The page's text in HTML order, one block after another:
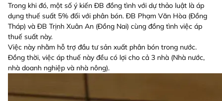
Trong khi đó, một số ý kiến ĐB đồng tình với dự thảo luật là áp
dụng thuế suất 5% đối với phân bón. ĐB Phạm Văn Hòa (Đồng
Tháp) và ĐB Trịnh Xuân An (Đồng Nai) cùng đồng tình việc áp
thuế suất này.
Việc này nhằm hỗ trợ đầu tư sản xuất phân bón trong nước.
Đồng thời, việc áp thuế này đều có lợi cho cả 3 nhà (Nhà nước,
nhà doanh nghiệp và nhà nông).